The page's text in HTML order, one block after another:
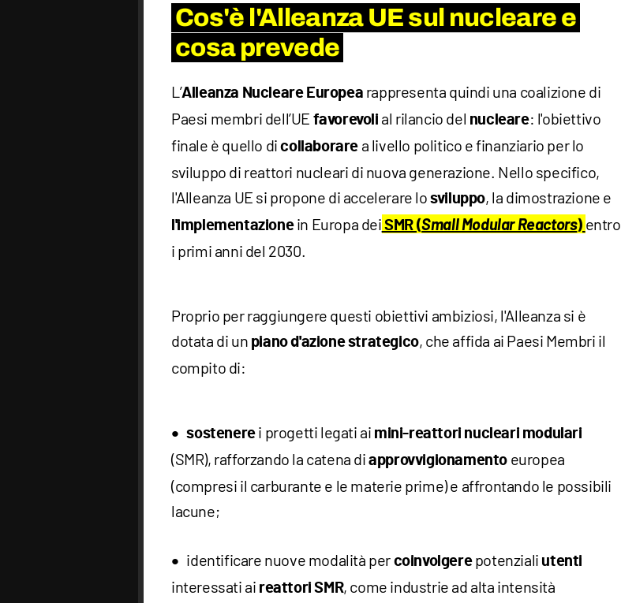
Cos'è l'Alleanza UE sul nucleare e
cosa prevede
L’Alleanza Nucleare Europea rappresenta quindi una coalizione di
Paesi membri dell’UE favorevoli al rilancio del nucleare: l'obiettivo
finale è quello dicollaborare a livello politico e finanziario per lo
sviluppo di reattori nucleari di nuova generazione. Nello specifico,
l'Alleanza UE si propone di accelerare losviluppo, la dimostrazione e
l'implementazionein Europa dei SMR (Small Modular Reactors) entro
i primi anni del 2030.
Proprio per raggiungere questi obiettivi ambiziosi, l'Alleanza si è
dotata di un piano d'azione strategico, che affida ai Paesi Membri il
compito di:
sostenerei progetti legati ai mini-reattori nucleari modulari
(SMR), rafforzando la catena diapprovvigionamento europea
(compresi il carburante e le materie prime) e affrontando le possibili
lacune;
identificare nuove modalità percoinvolgerepotenziali utenti
interessati ai reattori SMR, come industrie ad alta intensità